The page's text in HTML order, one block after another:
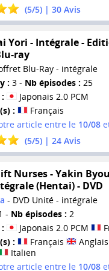
(5/5) | 30Avis
Yori - Intégrale -
ray
Blu-Ray - intégrale
: 3 - Nb épisodes : 25
Japonais 2.0 PCM
:
Français
article entre le 10/08
(5/5) | 24Avis
Nurses - Yakin
(Hentai) - DVD
- DVD Unité - intégrale
- Nb épisodes : 2
Japonais 2.0 PCM
:
Français Anglais
Italien
article entre le 10/08